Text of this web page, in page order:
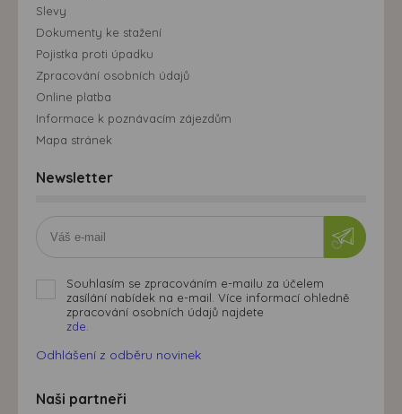
Slevy
Dokumenty ke stažení
Pojistka proti úpadku
Zpracování osobních údajů
Online platba
Informace k poznávacím zájezdům
Mapa stránek
Newsletter
Souhlasím se zpracováním e-mailu za účelem
zasílání nabídek na e-mail. Více informací ohledně
zpracování osobních údajů najdete
zde.
Odhlášení z odběru novinek
Naši partneři